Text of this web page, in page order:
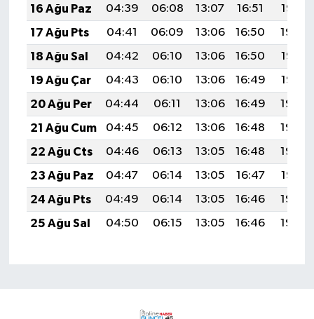
16 Ağu Paz
04:39 06:08 13:07 16:51
19:56
17 Ağu Pts
04:41 06:09 13:06 16:50
19:54
18 Ağu Sal
04:42 06:10 13:06 16:50
19:53
19 Ağu Çar
04:43 06:10 13:06 16:49
19:52
20 Ağu Per
04:44 06:11 13:06 16:49
19:50
21 Ağu Cum
04:45 06:12 13:06 16:48
19:49
22 Ağu Cts
04:46 06:13 13:05 16:48
19:48
23 Ağu Paz
04:47 06:14 13:05 16:47
19:47
24 Ağu Pts
04:49 06:14 13:05 16:46
19:45
25 Ağu Sal
04:50 06:15 13:05 16:46 19:44